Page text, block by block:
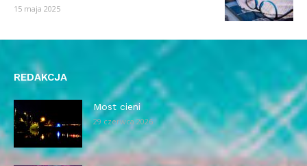
15 maja 2025
REDAKCJA
Most cieni
29 czerwca 2026